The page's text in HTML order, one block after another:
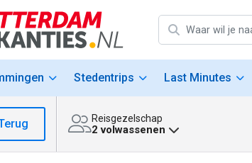
Stedentrips Last Minutes
Reisgezelschap
2 volwassenen